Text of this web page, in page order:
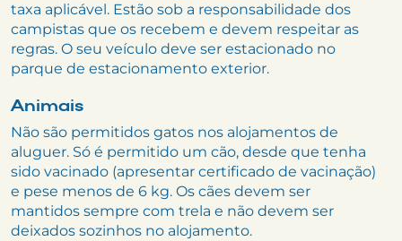
taxa aplicável. Estão sob a responsabilidade dos
campistas que os recebem e devem respeitar as
regras. O seu veículo deve ser estacionado no
parque de estacionamento exterior.
Animais
Não são permitidos gatos nos alojamentos de
aluguer. Só é permitido um cão, desde que tenha
sido vacinado (apresentar certificado de vacinação)
e pese menos de 6 kg. Os cães devem ser
mantidos sempre com trela e não devem ser
deixados sozinhos no alojamento.